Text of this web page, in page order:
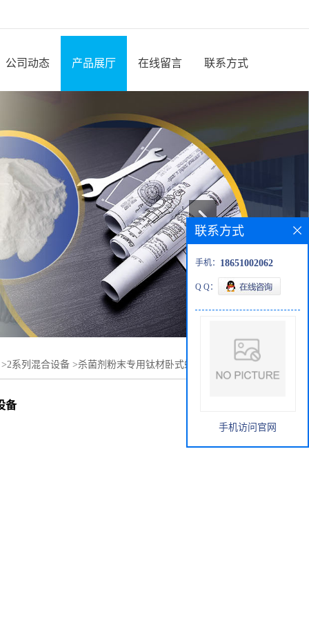
公司动态 产品展厅 在线留言 联系方式
2系列混合设备 >杀菌剂粉末专用钛材卧式螺带混合机卧式
备
联系方式
手机： 18651002062
Q Q：
手机访问官网